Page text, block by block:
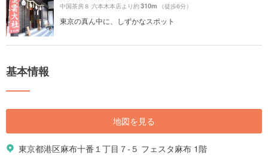
中国茶房８ 六本木本店より約310m （徒歩6分）
東京の真ん中に、しずかなスポット
基本情報
地図を見る
東京都港区麻布十番１丁目７-５ フェスタ麻布 1階